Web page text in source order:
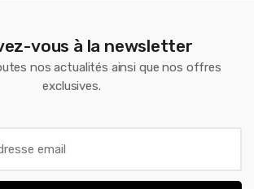
vous à la newsletter
nos actualités ainsi que nos offres
exclusives.